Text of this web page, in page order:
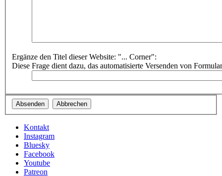
Ergänze den Titel dieser Website: "... Corner":
Diese Frage dient dazu, das automatisierte Versenden von
Kontakt
Instagram
Bluesky
Facebook
Youtube
Patreon